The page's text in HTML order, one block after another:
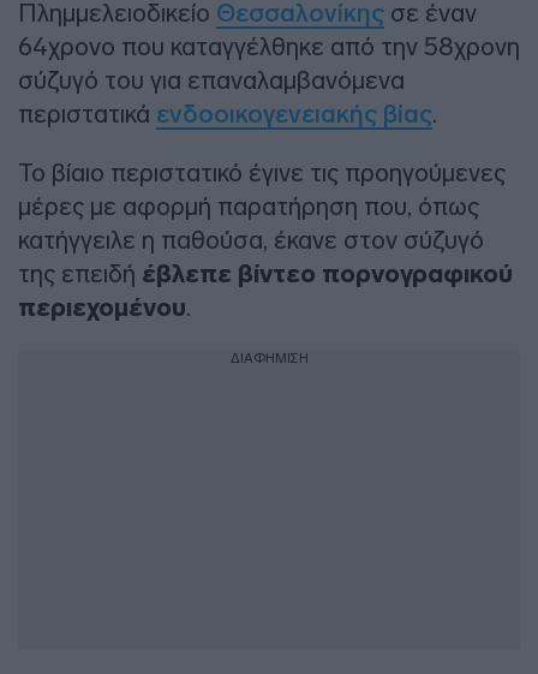
Πλημμελειοδικείο Θεσσαλονίκης σε έναν
64χρονο που καταγγέλθηκε από την 58χρονη
σύζυγό του για επαναλαμβανόμενα
περιστατικά ενδοοικογενειακής βίας.
Το βίαιο περιστατικό έγινε τις προηγούμενες
μέρες με αφορμή παρατήρηση που, όπως
κατήγγειλε η παθούσα, έκανε στον σύζυγό
της επειδή έβλεπε βίντεο πορνογραφικού
περιεχομένου.
ΔΙΑΦΗΜΙΣΗ